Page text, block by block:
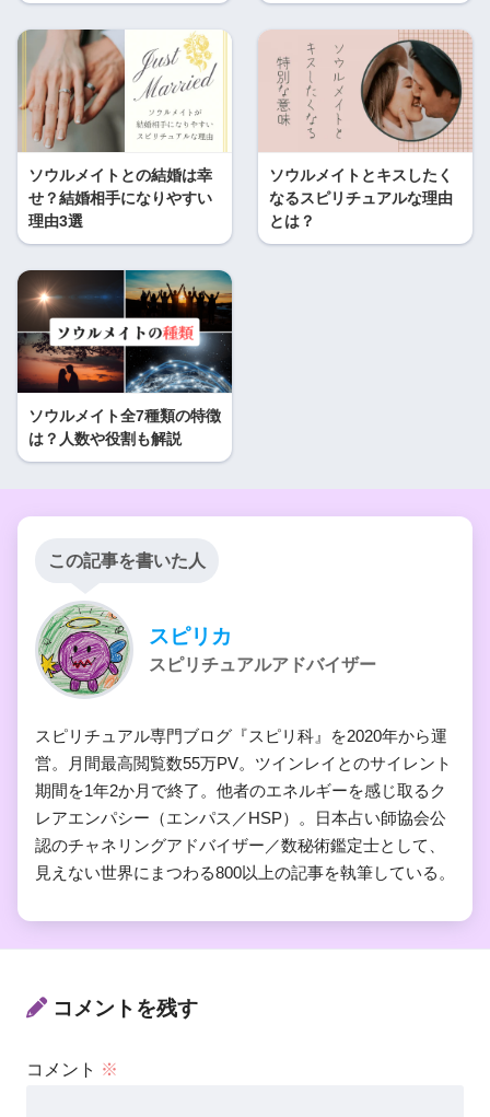
ソウルメイトとの結婚は幸
せ？結婚相手になりやすい
理由3選
ソウルメイトとキスしたく
なるスピリチュアルな理由
とは？
ソウルメイト全7種類の特徴
は？人数や役割も解説
この記事を書いた人
スピリカ
スピリチュアルアドバイザー
スピリチュアル専門ブログ『スピリ科』を2020年から運
営。月間最高閲覧数55万PV。ツインレイとのサイレント
期間を1年2か月で終了。他者のエネルギーを感じ取るク
レアエンパシー（エンパス／HSP）。日本占い師協会公
認のチャネリングアドバイザー／数秘術鑑定士として、
見えない世界にまつわる800以上の記事を執筆している。
コメントを残す
コメント ※